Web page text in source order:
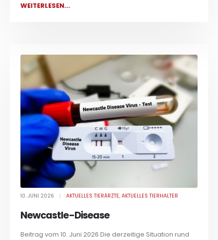
WEITERLESEN...
10. JUNI 2026 AKTUELLES TIERÄRZTE,AKTUELLES TIERHALTER
Newcastle-Disease
Beitrag vom 10. Juni 2026 Die derzeitige Situation rund